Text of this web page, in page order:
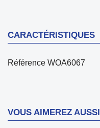
CARACTÉRISTIQUES
Référence WOA6067
VOUS AIMEREZ AUSSI